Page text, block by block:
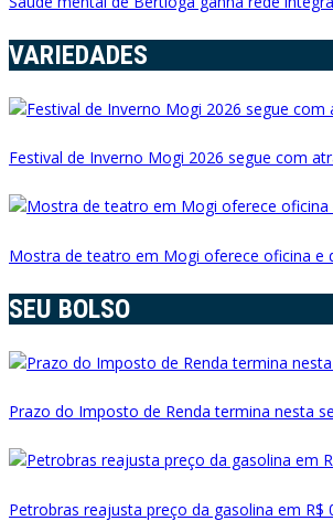
VARIEDADES
Festival de Inverno Mogi 2026 segue com
Mostra de teatro em Mogi oferece oficina e
SEU BOLSO
Prazo do Imposto de Renda termina nesta
Petrobras reajusta preço da gasolina em R$